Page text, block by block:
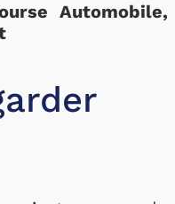
Automobile,